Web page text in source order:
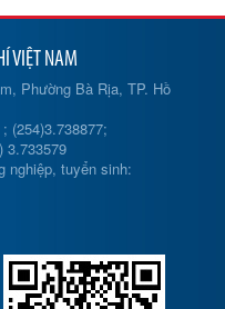
VIỆT NAM
Phường Bà Rịa, TP. Hồ
(254)3.738877;
3.733579
nghiệp, tuyển sinh: